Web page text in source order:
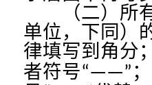
（二）所有
单位，下同）
律填写到角分
者符号“——”